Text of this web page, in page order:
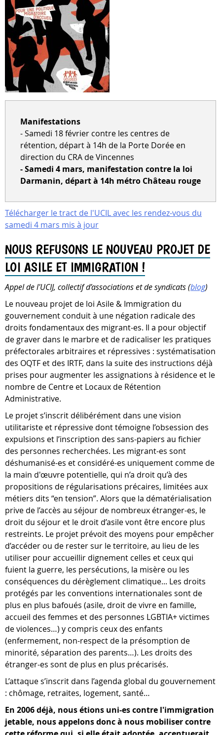
Manifestations
- Samedi 18 février contre les centres de
rétention, départ à 14h de la Porte Dorée en
direction du CRA de Vincennes
- Samedi 4 mars, manifestation contre la loi
Darmanin, départ à 14h métro Château rouge
Télécharger le tract de l'UCIL avec les rendez-vous du
samedi 4 mars mis à jour
NOUS REFUSONS LE NOUVEAU PROJET DE
LOI ASILE ET IMMIGRATION !
Appel de l'UCIJ, collectif d’associations et de syndicats (blog)
Le nouveau projet de loi Asile & Immigration du
gouvernement conduit à une négation radicale des
droits fondamentaux des migrant-es. Il a pour objectif
de graver dans le marbre et de radicaliser les pratiques
préfectorales arbitraires et répressives : systématisation
des OQTF et des IRTF, dans la suite des instructions déjà
prises pour augmenter les assignations à résidence et le
nombre de Centre et Locaux de Rétention
Administrative.
Le projet s’inscrit délibérément dans une vision
utilitariste et répressive dont témoigne l’obsession des
expulsions et l’inscription des sans-papiers au fichier
des personnes recherchées. Les migrant-es sont
déshumanisé-es et considéré-es uniquement comme de
la main d'œuvre potentielle, qui n’a droit qu’à des
propositions de régularisations précaires, limitées aux
métiers dits “en tension”. Alors que la dématérialisation
prive de l’accès au séjour de nombreux étranger-es, le
droit du séjour et le droit d’asile vont être encore plus
restreints. Le projet prévoit des moyens pour empêcher
d’accéder ou de rester sur le territoire, au lieu de les
utiliser pour accueillir dignement celles et ceux qui
fuient la guerre, les persécutions, la misère ou les
conséquences du dérèglement climatique... Les droits
protégés par les conventions internationales sont de
plus en plus bafoués (asile, droit de vivre en famille,
accueil des femmes et des personnes LGBTIA+ victimes
de violences…) y compris ceux des enfants
(enfermement, non-respect de la présomption de
minorité, séparation des parents…). Les droits des
étranger-es sont de plus en plus précarisés.
L’attaque s’inscrit dans l’agenda global du gouvernement
: chômage, retraites, logement, santé…
En 2006 déjà, nous étions uni-es contre l'immigration
jetable, nous appelons donc à nous mobiliser contre